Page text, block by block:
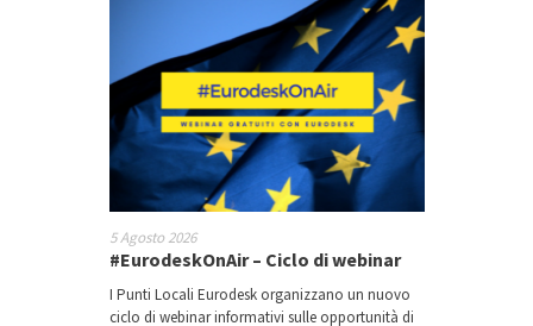
5 Agosto 2026
#EurodeskOnAir – Ciclo di webinar
I Punti Locali Eurodesk organizzano un nuovo
ciclo di webinar informativi sulle opportunità di